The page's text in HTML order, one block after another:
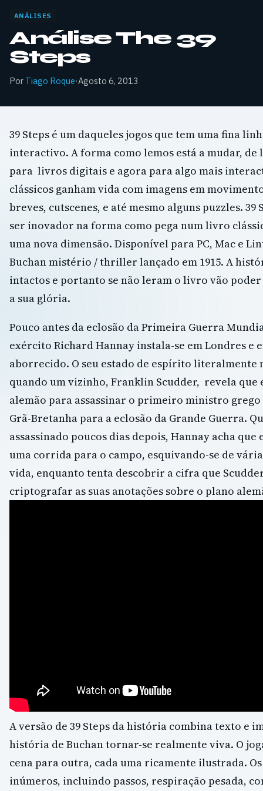
ANÁLISES
Análise The 39
Steps
Por Tiago Roque·Agosto 6, 2013
39 Steps é um daqueles jogos que tem uma fina
interactivo. A forma como lemos está a mudar, de
para livros digitais e agora para algo mais
clássicos ganham vida com imagens em
breves, cutscenes, e até mesmo alguns puzzles.
ser inovador na forma como pega num livro
uma nova dimensão. Disponível para PC, Mac e
Buchan mistério / thriller lançado em 1915. A
intactos e portanto se não leram o livro vão
a sua glória.
Pouco antes da eclosão da Primeira Guerra
exército Richard Hannay instala-se em Londres e
aborrecido. O seu estado de espírito literalmente
quando um vizinho, Franklin Scudder, revela que
alemão para assassinar o primeiro ministro
Grã-Bretanha para a eclosão da Grande Guerra.
assassinado poucos dias depois, Hannay acha
uma corrida para o campo, esquivando-se de
vida, enquanto tenta descobrir a cifra que
criptografar as suas anotações sobre o plano
A versão de 39 Steps da história combina texto e
história de Buchan tornar-se realmente viva. O
cena para outra, cada uma ricamente ilustrada.
inúmeros, incluindo passos, respiração pesada,